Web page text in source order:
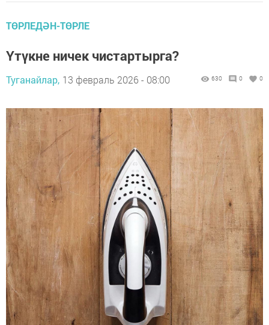
ТӨРЛЕДӘН-ТӨРЛЕ
Үтүкне ничек чистартырга?
Туганайлар, 13 февраль 2026 - 08:00 630 0 0